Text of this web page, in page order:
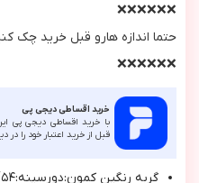
❌❌❌❌❌❌
حتما اندازه هارو قبل خريد چك
❌❌❌❌❌❌
خرید اقساطی دیجی پی
با خرید اقساطی دیجی پی
قبل از خرید اعتبار خود را در
گربه رنگين كمون:دورسينه:٥٤/قد:٥٤